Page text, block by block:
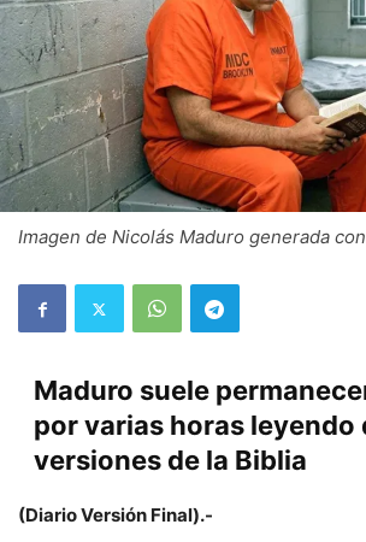
Imagen de Nicolás Maduro generada
Maduro suele
por varias horas
versiones de la Biblia
(Diario Versión Final).-